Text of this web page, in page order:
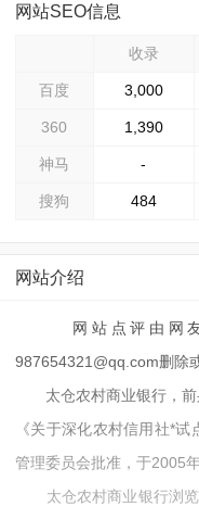
网站SEO信息
收录
百度 3,000
360 1,390
神马 -
搜狗 484
网站介绍
网站点评由网友
987654321@qq.com删除
太仓农村商业银行，前
《关于深化农村信用社*
管理委员会批准，于2005
太仓农村商业银行浏览